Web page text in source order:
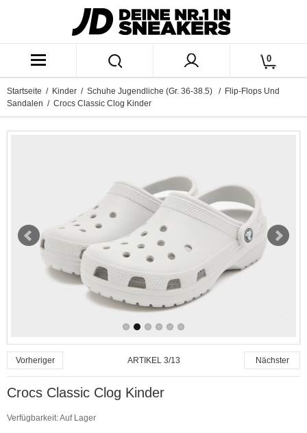
0
Startseite / Kinder / Schuhe Jugendliche (Gr. 36-38.5) / Flip-Flops Und
Sandalen / Crocs Classic Clog Kinder
Vorheriger ARTIKEL 3/13 Nächster
Crocs Classic Clog Kinder
Verfügbarkeit:Auf Lager